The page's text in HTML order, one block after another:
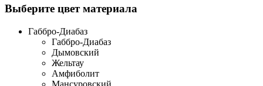
Выберите цвет материала
Габбро-Диабаз
Габбро-Диабаз
Дымовский
Жельтау
Амфиболит
Мансуровский